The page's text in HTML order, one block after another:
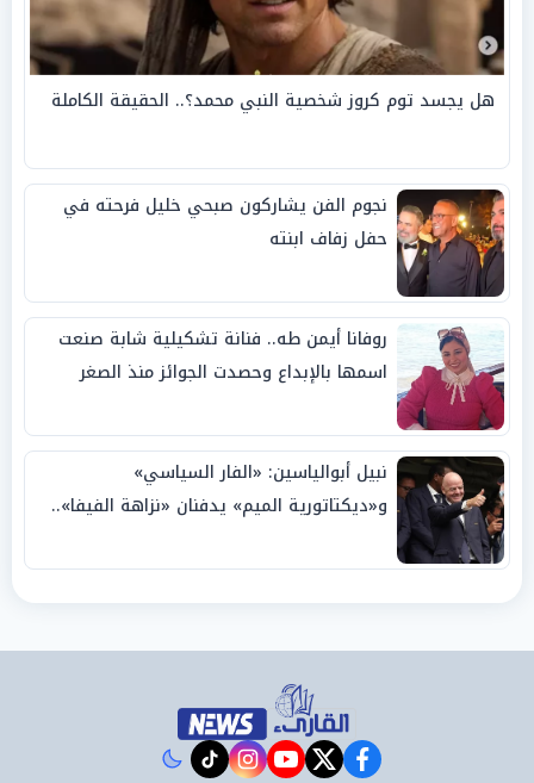
هل يجسد توم كروز شخصية النبي محمد؟.. الحقيقة الكاملة
نجوم الفن يشاركون صبحي خليل فرحته في
حفل زفاف ابنته
روفانا أيمن طه.. فنانة تشكيلية شابة صنعت
اسمها بالإبداع وحصدت الجوائز منذ الصغر
نبيل أبوالياسين: «الفار السياسي»
و«ديكتاتورية الميم» يدفنان «نزاهة الفيفا»..
facebook
twitter
youtube
instagram
tiktok